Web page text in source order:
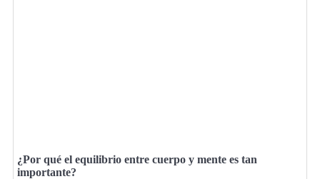
¿Por qué el equilibrio entre cuerpo y mente es tan
importante?